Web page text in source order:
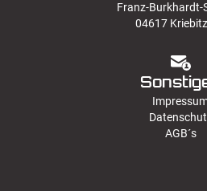
Franz-Burkhardt-
04617
AGB´s